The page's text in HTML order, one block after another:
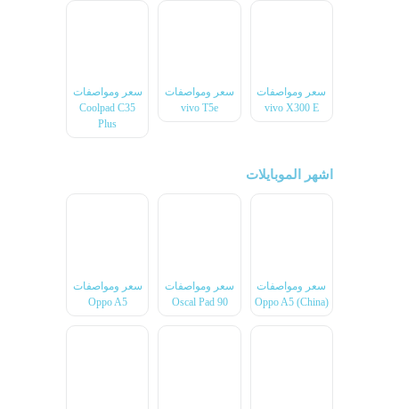
سعر ومواصفات
vivo X300 E
سعر ومواصفات
vivo T5e
سعر ومواصفات
Coolpad C35
Plus
اشهر الموبايلات
سعر ومواصفات
Oppo A5 (China)
سعر ومواصفات
Oscal Pad 90
سعر ومواصفات
Oppo A5